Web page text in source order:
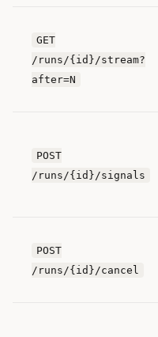
GET
/runs/{id}/stream?
after=N
POST
/runs/{id}/signals
POST
/runs/{id}/cancel